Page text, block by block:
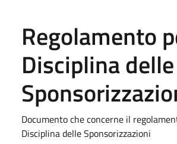
Regolamento
Disciplina delle
Documento che concerne il
Disciplina delle Sponsorizzazioni